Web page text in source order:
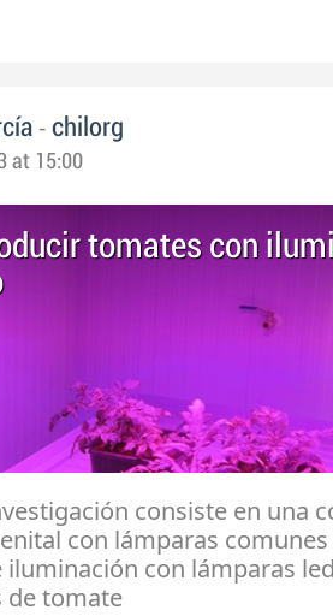
- chilorg
at 15:00
tomates con
consiste en una
con lámparas
iluminación con lámparas
de tomate